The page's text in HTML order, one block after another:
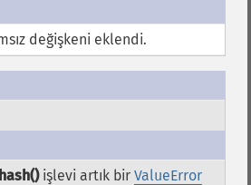
değişkeni eklendi.
hash()işlevi artık bir ValueError